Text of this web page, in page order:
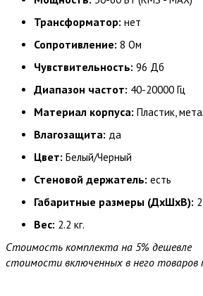
Трансформатор: нет
Сопротивление: 8 Oм
Чувствительность: 96 Дб
Диапазон частот: 40-20000 Гц
Материал корпуса: Пластик,
Влагозащита: да
Цвет: Белый/Черный
Стеновой держатель: есть
Габаритные размеры (ДхШхВ):
Вес: 2.2 кг.
Стоимость комплекта на 5% дешевле
стоимости включенных в него товаров